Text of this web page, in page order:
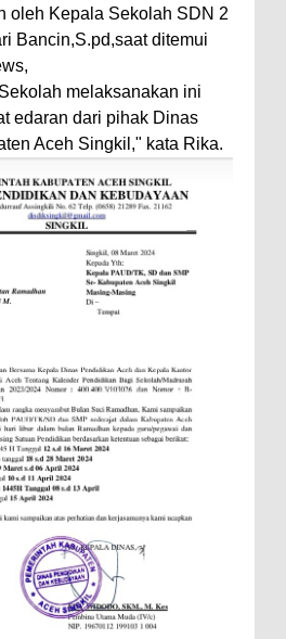
oleh Kepala Sekolah SDN 2
Bancin,S.pd,saat ditemui
melaksanakan ini
edaran dari pihak Dinas
Aceh Singkil," kata Rika.